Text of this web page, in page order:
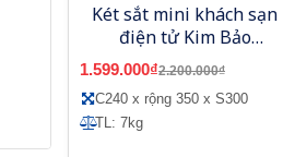
Két sắt mini khách sạn
điện tử Kim Bảo
KBE240
1.599.000₫2.200.000₫
C240 x rộng 350 x S300
TL: 7kg